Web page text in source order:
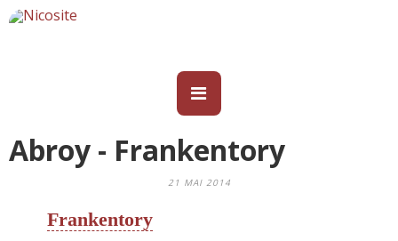
Abroy - Frankentory
21 MAI 2014
Frankentory